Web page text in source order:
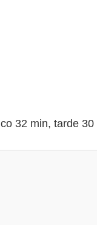
32 min, tarde 30